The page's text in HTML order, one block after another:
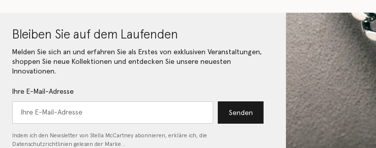
Bleiben Sie auf dem Laufenden
Melden Sie sich an und erfahren Sie als Erstes von exklusiven Veranstaltungen,
shoppen Sie neue Kollektionen und entdecken Sie unsere neuesten
Innovationen.
Ihre E-Mail-Adresse
Senden
Indem ich den Newsletter von Stella McCartney abonnieren, erkläre ich, die
Datenschutzrichtlinien gelesen der Marke…